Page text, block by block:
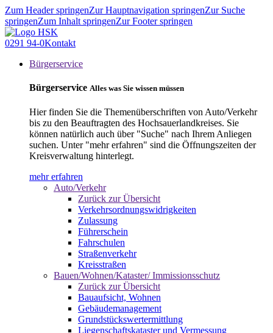
Zum Header springenZur Hauptnavigation springenZur Suche
springenZum Inhalt springenZur Footer springen
0291 94-0Kontakt
Bürgerservice
Bürgerservice Alles was Sie wissen müssen
Hier finden Sie die Themenüberschriften von Auto/Verkehr
bis zu den Beauftragten des Hochsauerlandkreises. Sie
können natürlich auch über "Suche" nach Ihrem Anliegen
suchen. Unter "mehr erfahren" sind die Öffnungszeiten der
Kreisverwaltung hinterlegt.
mehr erfahren
Auto/Verkehr
Zurück zur Übersicht
Verkehrsordnungswidrigkeiten
Zulassung
Führerschein
Fahrschulen
Straßenverkehr
Kreisstraßen
Bauen/Wohnen/Kataster/ Immissionsschutz
Zurück zur Übersicht
Bauaufsicht, Wohnen
Gebäudemanagement
Grundstückswertermittlung
Liegenschaftskataster und Vermessung